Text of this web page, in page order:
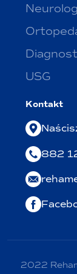
Neurolog
USG
Kontakt
882
2022